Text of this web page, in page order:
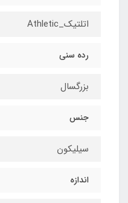
اتلتیک_Athletic
رده سنی
بزرگسال
جنس
سیلیکون
اندازه